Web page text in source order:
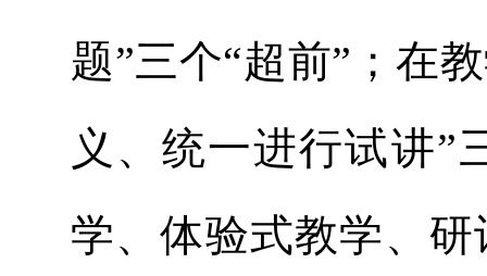
题”三个“超前”；在
义、统一进行试讲”
学、体验式教学、